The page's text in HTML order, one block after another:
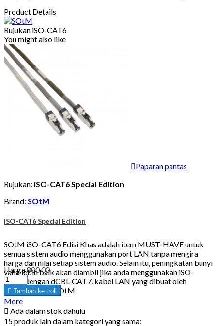
Product Details
Rujukan iSO-CAT6
You might also like
Paparan pantas
Rujukan: iSO-CAT6 Special Edition
Brand: SOtM
iSO-CAT6 Special Edition
SOtM iSO-CAT6 Edisi Khas adalah item MUST-HAVE untuk
semua sistem audio menggunakan port LAN tanpa mengira
harga dan nilai setiap sistem audio. Selain itu, peningkatan bunyi
yang lebih baik akan diambil jika anda menggunakan iSO-
CAT6 dengan dCBL-CAT7, kabel LAN yang dibuat oleh
teknologi khas SOtM.
Harga800.00
 Tambah ke troli
More
 Ada dalam stok dahulu
15 produk lain dalam kategori yang sama: